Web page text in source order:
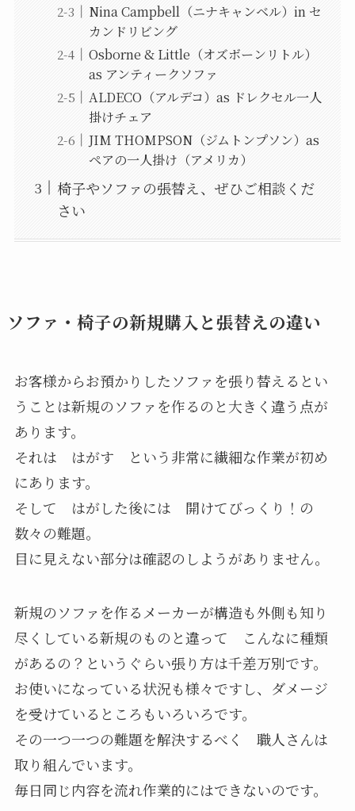
Nina Campbell（ニナキャンベル）in セ
カンドリビング
Osborne & Little（オズボーンリトル）
as アンティークソファ
ALDECO（アルデコ）as ドレクセル一人
掛けチェア
JIM THOMPSON（ジムトンプソン）as
ペアの一人掛け（アメリカ）
椅子やソファの張替え、ぜひご相談くだ
さい
ソファ・椅子の新規購入と張替えの違い
お客様からお預かりしたソファを張り替えるとい
うことは新規のソファを作るのと大きく違う点が
あります。
それは はがす という非常に繊細な作業が初め
にあります。
そして はがした後には 開けてびっくり！の
数々の難題。
目に見えない部分は確認のしようがありません。
新規のソファを作るメーカーが構造も外側も知り
尽くしている新規のものと違って こんなに種類
があるの？というぐらい張り方は千差万別です。
お使いになっている状況も様々ですし、ダメージ
を受けているところもいろいろです。
その一つ一つの難題を解決するべく 職人さんは
取り組んでいます。
毎日同じ内容を流れ作業的にはできないのです。